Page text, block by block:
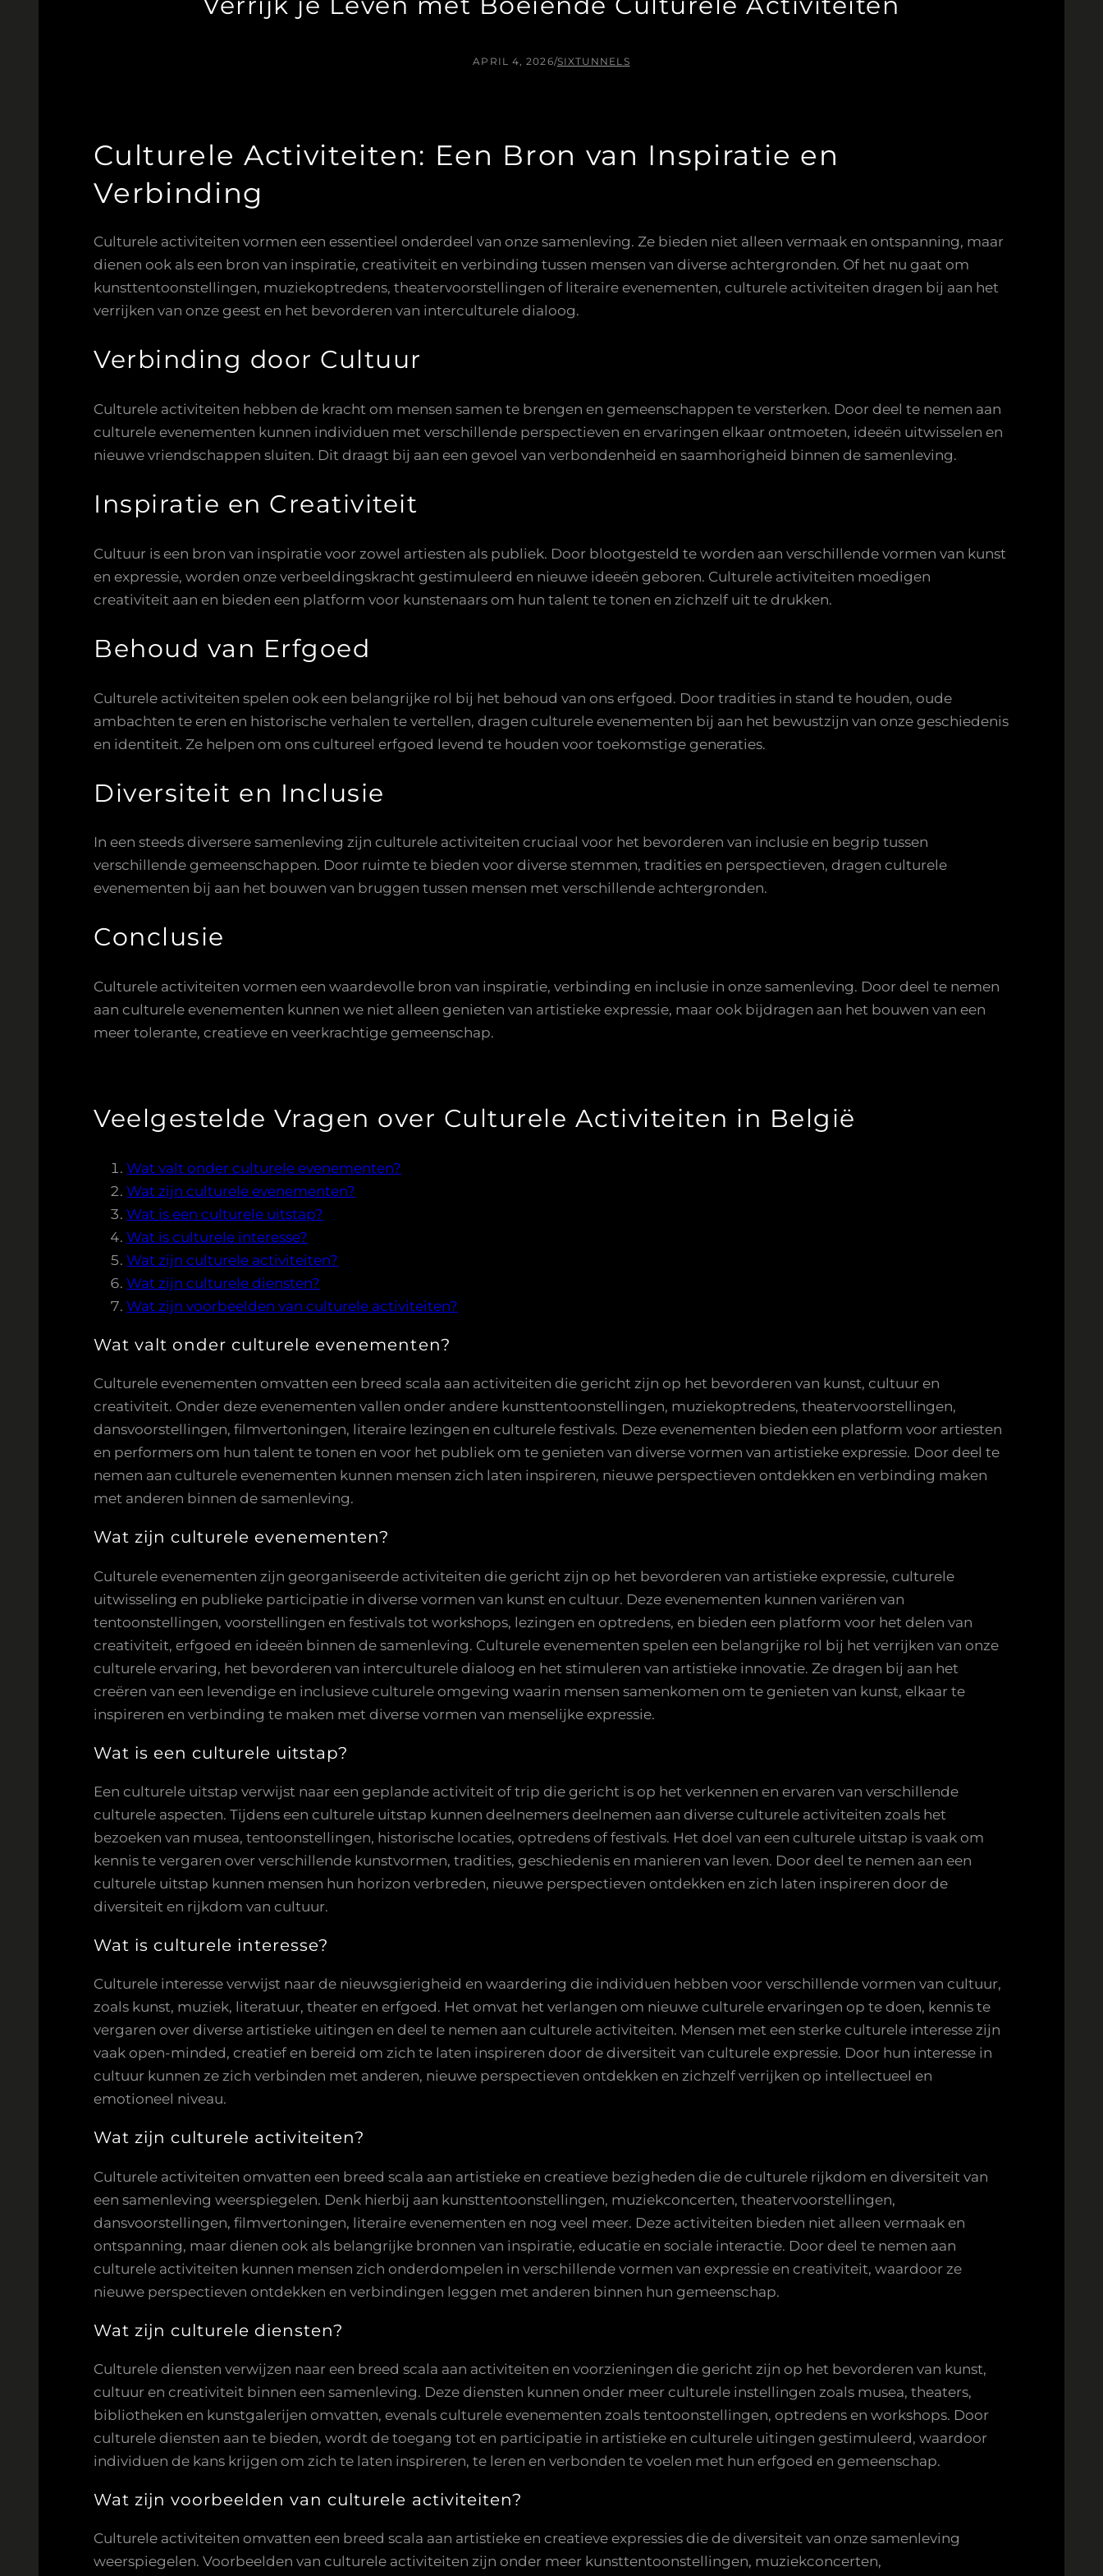
APRIL 4, 2026/SIXTUNNELS
Culturele Activiteiten: Een Bron van Inspiratie en
Verbinding
Culturele activiteiten vormen een essentieel onderdeel van onze samenleving. Ze bieden niet alleen vermaak en ontspanning, maar
dienen ook als een bron van inspiratie, creativiteit en verbinding tussen mensen van diverse achtergronden. Of het nu gaat om
kunsttentoonstellingen, muziekoptredens, theatervoorstellingen of literaire evenementen, culturele activiteiten dragen bij aan het
verrijken van onze geest en het bevorderen van interculturele dialoog.
Verbinding door Cultuur
Culturele activiteiten hebben de kracht om mensen samen te brengen en gemeenschappen te versterken. Door deel te nemen aan
culturele evenementen kunnen individuen met verschillende perspectieven en ervaringen elkaar ontmoeten, ideeën uitwisselen en
nieuwe vriendschappen sluiten. Dit draagt bij aan een gevoel van verbondenheid en saamhorigheid binnen de samenleving.
Inspiratie en Creativiteit
Cultuur is een bron van inspiratie voor zowel artiesten als publiek. Door blootgesteld te worden aan verschillende vormen van kunst
en expressie, worden onze verbeeldingskracht gestimuleerd en nieuwe ideeën geboren. Culturele activiteiten moedigen
creativiteit aan en bieden een platform voor kunstenaars om hun talent te tonen en zichzelf uit te drukken.
Behoud van Erfgoed
Culturele activiteiten spelen ook een belangrijke rol bij het behoud van ons erfgoed. Door tradities in stand te houden, oude
ambachten te eren en historische verhalen te vertellen, dragen culturele evenementen bij aan het bewustzijn van onze geschiedenis
en identiteit. Ze helpen om ons cultureel erfgoed levend te houden voor toekomstige generaties.
Diversiteit en Inclusie
In een steeds diversere samenleving zijn culturele activiteiten cruciaal voor het bevorderen van inclusie en begrip tussen
verschillende gemeenschappen. Door ruimte te bieden voor diverse stemmen, tradities en perspectieven, dragen culturele
evenementen bij aan het bouwen van bruggen tussen mensen met verschillende achtergronden.
Conclusie
Culturele activiteiten vormen een waardevolle bron van inspiratie, verbinding en inclusie in onze samenleving. Door deel te nemen
aan culturele evenementen kunnen we niet alleen genieten van artistieke expressie, maar ook bijdragen aan het bouwen van een
meer tolerante, creatieve en veerkrachtige gemeenschap.
Veelgestelde Vragen over Culturele Activiteiten in België
Wat valt onder culturele evenementen?
Wat zijn culturele evenementen?
Wat is een culturele uitstap?
Wat is culturele interesse?
Wat zijn culturele activiteiten?
Wat zijn culturele diensten?
Wat zijn voorbeelden van culturele activiteiten?
Wat valt onder culturele evenementen?
Culturele evenementen omvatten een breed scala aan activiteiten die gericht zijn op het bevorderen van kunst, cultuur en
creativiteit. Onder deze evenementen vallen onder andere kunsttentoonstellingen, muziekoptredens, theatervoorstellingen,
dansvoorstellingen, filmvertoningen, literaire lezingen en culturele festivals. Deze evenementen bieden een platform voor artiesten
en performers om hun talent te tonen en voor het publiek om te genieten van diverse vormen van artistieke expressie. Door deel te
nemen aan culturele evenementen kunnen mensen zich laten inspireren, nieuwe perspectieven ontdekken en verbinding maken
met anderen binnen de samenleving.
Wat zijn culturele evenementen?
Culturele evenementen zijn georganiseerde activiteiten die gericht zijn op het bevorderen van artistieke expressie, culturele
uitwisseling en publieke participatie in diverse vormen van kunst en cultuur. Deze evenementen kunnen variëren van
tentoonstellingen, voorstellingen en festivals tot workshops, lezingen en optredens, en bieden een platform voor het delen van
creativiteit, erfgoed en ideeën binnen de samenleving. Culturele evenementen spelen een belangrijke rol bij het verrijken van onze
culturele ervaring, het bevorderen van interculturele dialoog en het stimuleren van artistieke innovatie. Ze dragen bij aan het
creëren van een levendige en inclusieve culturele omgeving waarin mensen samenkomen om te genieten van kunst, elkaar te
inspireren en verbinding te maken met diverse vormen van menselijke expressie.
Wat is een culturele uitstap?
Een culturele uitstap verwijst naar een geplande activiteit of trip die gericht is op het verkennen en ervaren van verschillende
culturele aspecten. Tijdens een culturele uitstap kunnen deelnemers deelnemen aan diverse culturele activiteiten zoals het
bezoeken van musea, tentoonstellingen, historische locaties, optredens of festivals. Het doel van een culturele uitstap is vaak om
kennis te vergaren over verschillende kunstvormen, tradities, geschiedenis en manieren van leven. Door deel te nemen aan een
culturele uitstap kunnen mensen hun horizon verbreden, nieuwe perspectieven ontdekken en zich laten inspireren door de
diversiteit en rijkdom van cultuur.
Wat is culturele interesse?
Culturele interesse verwijst naar de nieuwsgierigheid en waardering die individuen hebben voor verschillende vormen van cultuur,
zoals kunst, muziek, literatuur, theater en erfgoed. Het omvat het verlangen om nieuwe culturele ervaringen op te doen, kennis te
vergaren over diverse artistieke uitingen en deel te nemen aan culturele activiteiten. Mensen met een sterke culturele interesse zijn
vaak open-minded, creatief en bereid om zich te laten inspireren door de diversiteit van culturele expressie. Door hun interesse in
cultuur kunnen ze zich verbinden met anderen, nieuwe perspectieven ontdekken en zichzelf verrijken op intellectueel en
emotioneel niveau.
Wat zijn culturele activiteiten?
Culturele activiteiten omvatten een breed scala aan artistieke en creatieve bezigheden die de culturele rijkdom en diversiteit van
een samenleving weerspiegelen. Denk hierbij aan kunsttentoonstellingen, muziekconcerten, theatervoorstellingen,
dansvoorstellingen, filmvertoningen, literaire evenementen en nog veel meer. Deze activiteiten bieden niet alleen vermaak en
ontspanning, maar dienen ook als belangrijke bronnen van inspiratie, educatie en sociale interactie. Door deel te nemen aan
culturele activiteiten kunnen mensen zich onderdompelen in verschillende vormen van expressie en creativiteit, waardoor ze
nieuwe perspectieven ontdekken en verbindingen leggen met anderen binnen hun gemeenschap.
Wat zijn culturele diensten?
Culturele diensten verwijzen naar een breed scala aan activiteiten en voorzieningen die gericht zijn op het bevorderen van kunst,
cultuur en creativiteit binnen een samenleving. Deze diensten kunnen onder meer culturele instellingen zoals musea, theaters,
bibliotheken en kunstgalerijen omvatten, evenals culturele evenementen zoals tentoonstellingen, optredens en workshops. Door
culturele diensten aan te bieden, wordt de toegang tot en participatie in artistieke en culturele uitingen gestimuleerd, waardoor
individuen de kans krijgen om zich te laten inspireren, te leren en verbonden te voelen met hun erfgoed en gemeenschap.
Wat zijn voorbeelden van culturele activiteiten?
Culturele activiteiten omvatten een breed scala aan artistieke en creatieve expressies die de diversiteit van onze samenleving
weerspiegelen. Voorbeelden van culturele activiteiten zijn onder meer kunsttentoonstellingen, muziekconcerten,